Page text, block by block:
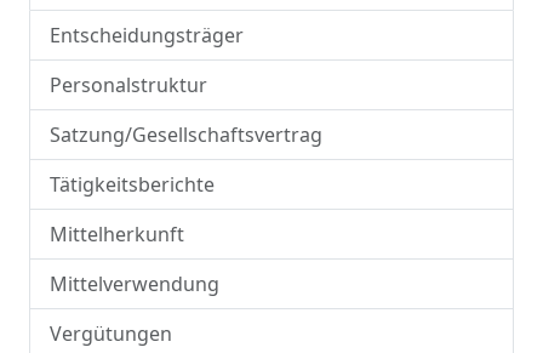
Entscheidungsträger
Personalstruktur
Satzung/Gesellschaftsvertrag
Tätigkeitsberichte
Mittelherkunft
Mittelverwendung
Vergütungen